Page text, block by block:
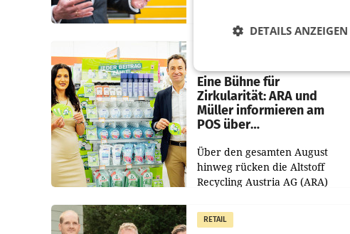
1.544,0 Mio. EUR
dem Vergleichszeitraum
Eine Bühne für
Zirkularität: ARA und
Müller informieren am
POS über
Über den gesamten August
hinweg rücken die Altstoff
Recycling Austria AG (ARA)
Müller die Initiative „Kreislauf-
Helden“ in allen
RETAIL
DETAILS ANZEIGEN